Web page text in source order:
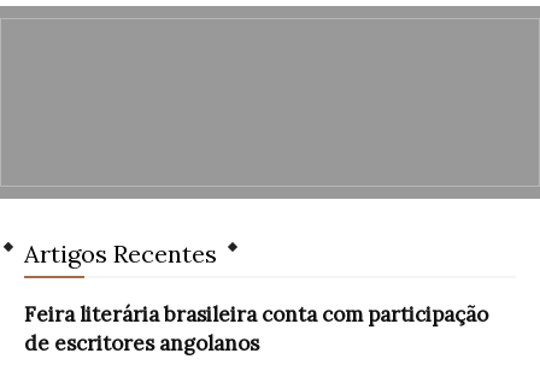
Artigos Recentes
Feira literária brasileira conta com participação
de escritores angolanos